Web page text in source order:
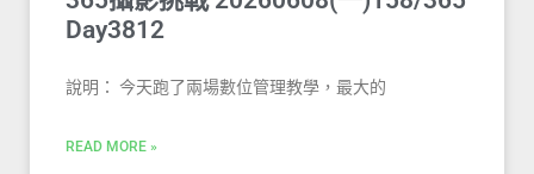
Day3812
說明： 今天跑了兩場數位管理教學，最大的
READ MORE »